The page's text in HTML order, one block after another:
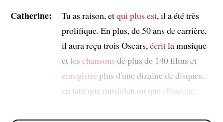
Catherine: Tu as raison, etqui plus est, il a été très
prolifique. En plus, de 50 ans de carrière,
il aura reçu trois Oscars, écritla musique
et les chansons de plus de 140 films et
enregistré plus d'une dizaine de disques,
en tant que musicien ou que chanteur.